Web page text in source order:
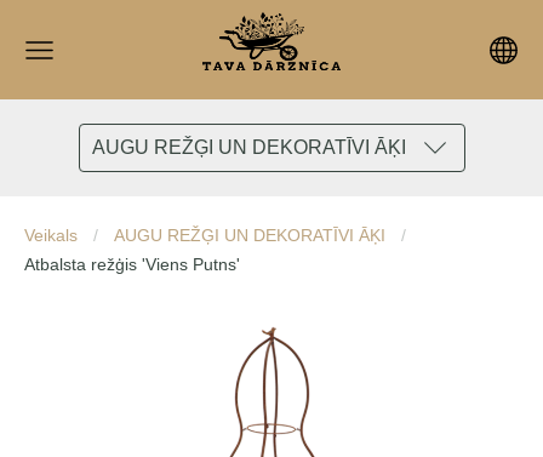
AUGU REŽĢI UN DEKORATĪVI ĀĶI
Veikals
AUGU REŽĢI UN DEKORATĪVI ĀĶI
Atbalsta režģis 'Viens Putns'